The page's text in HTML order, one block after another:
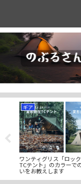
ギア
ワンティグリス「ロッ
TCテント」のカラーで
いをお教えします